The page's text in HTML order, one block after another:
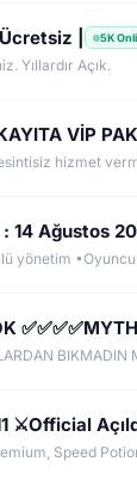
| 5K
Yıllardır Açık.
14 Ağustos
⚔️Official
Speed